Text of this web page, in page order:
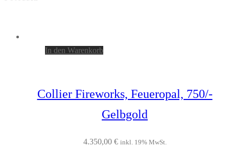
In den Warenkorb
Collier Fireworks, Feueropal, 750/-
Gelbgold
4.350,00 € inkl. 19% MwSt.